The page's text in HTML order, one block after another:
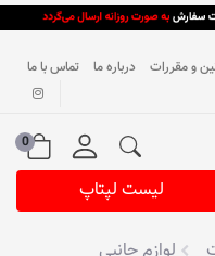
و مقررات درباره ما تماس با ما
0
لیست لپتاپ